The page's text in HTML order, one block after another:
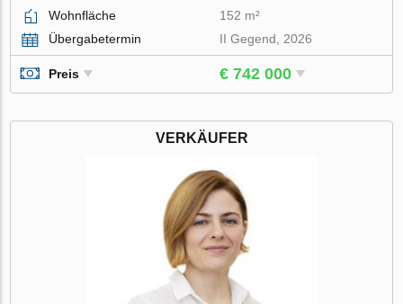
Wohnfläche
152 m²
Übergabetermin
II Gegend, 2026
Preis € 742 000
VERKÄUFER